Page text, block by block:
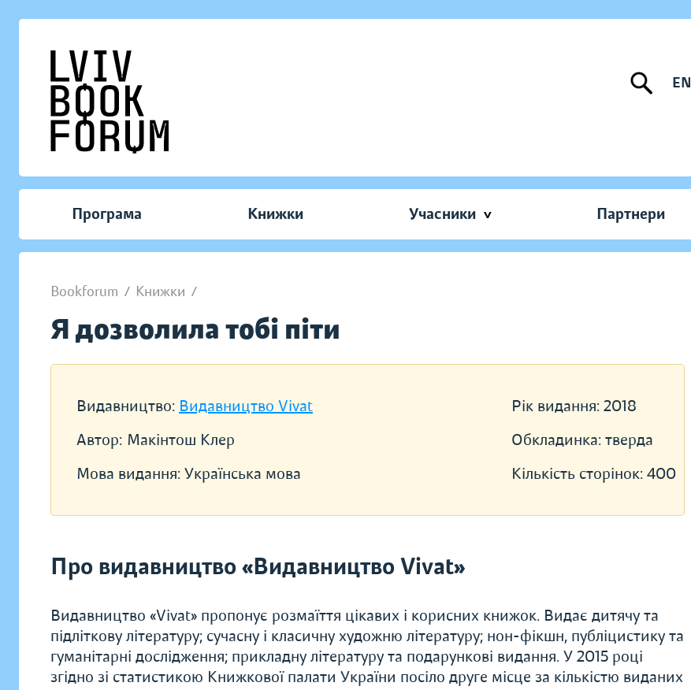
EN
Програма Книжки Учасники Партнери
Bookforum / Книжки /
Я дозволила тобі піти
Видавництво: Видавництво Vivat
Автор: Макінтош Клер
Мова видання: Українська мова
Рік видання: 2018
Обкладинка: тверда
Кількість сторінок: 400
Про видавництво «Видавництво Vivat»
Видавництво «Vivat» пропонує розмаїття цікавих і корисних книжок. Видає дитячу та
підліткову літературу; сучасну і класичну художню літературу; нон-фікшн, публіцистику та
гуманітарні дослідження; прикладну літературу та подарункові видання. У 2015 році
згідно зі статистикою Книжкової палати України посіло друге місце за кількістю виданих